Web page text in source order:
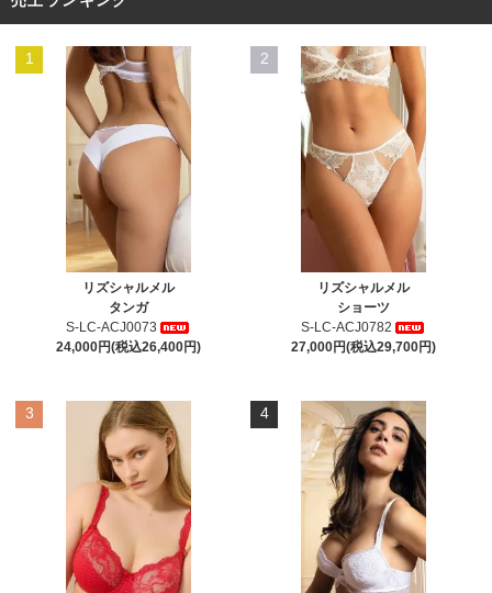
1
リズシャルメル
タンガ
S-LC-ACJ0073
24,000円(税込26,400円)
2
リズシャルメル
ショーツ
S-LC-ACJ0782
27,000円(税込29,700円)
3 4